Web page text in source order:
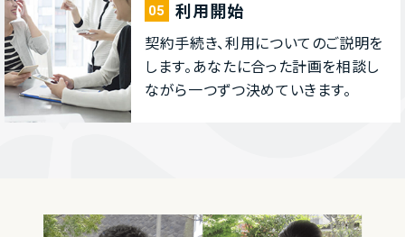
05 利⽤開始
契約⼿続き、利⽤についてのご説明を
します。あなたに合った計画を相談し
ながら⼀つずつ決めていきます。